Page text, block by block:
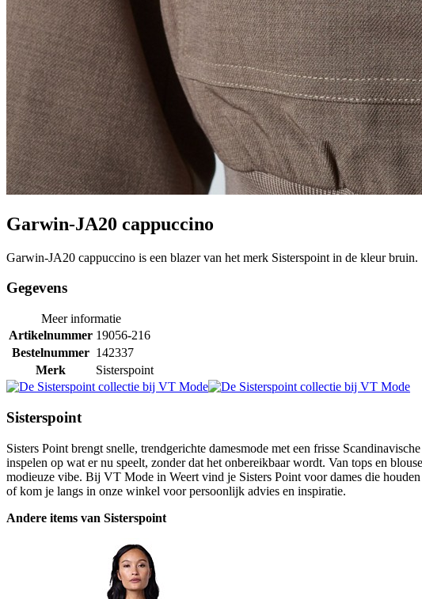
Garwin-JA20 cappuccino
Garwin-JA20 cappuccino is een blazer van het merk Sisterspoint in de kleur bruin.
Gegevens
Meer informatie
Artikelnummer 19056-216
Bestelnummer 142337
Merk
Sisterspoint
Sisterspoint
Sisters Point brengt snelle, trendgerichte damesmode met een frisse
inspelen op wat er nu speelt, zonder dat het onbereikbaar wordt. Van tops en
modieuze vibe. Bij VT Mode in Weert vind je Sisters Point voor dames die
of kom je langs in onze winkel voor persoonlijk advies en inspiratie.
Andere items van Sisterspoint